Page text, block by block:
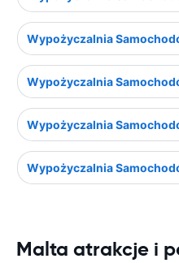
Wypożyczalnia
Wypożyczalnia
Wypożyczalnia
Wypożyczalnia
Malta atrakcje i